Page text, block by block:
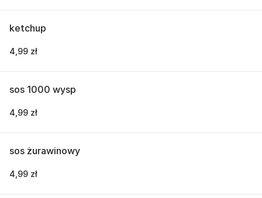
ketchup
4,99 zł
sos 1000 wysp
4,99 zł
sos żurawinowy
4,99 zł